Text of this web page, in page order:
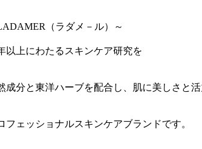
（ラダメ－ル）～
以上にわたるスキンケア研究を
成分と東洋ハーブを配合し、肌に美しさと活
フェッショナルスキンケアブランドです。